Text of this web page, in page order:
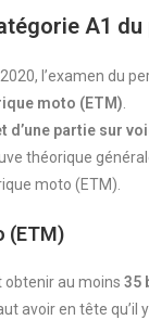
A1
l’examen du
moto (ETM)
d’une partie sur
théorique
moto (ETM).
(ETM)
obtenir au moins 35
avoir en tête qu’il